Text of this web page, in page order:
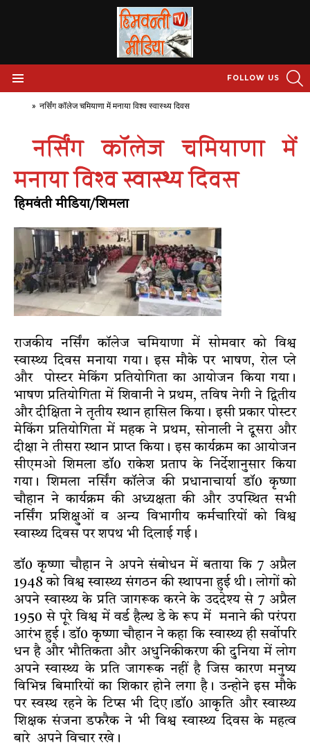
FOLLOW US
» नर्सिंग कॉलेज चमियाणा में मनाया विश्व स्वास्थ्य दिवस
नर्सिंग कॉलेज चमियाणा में
मनाया विश्व स्वास्थ्य दिवस
हिमवंती मीडिया/शिमला
राजकीय नर्सिंग कॉलेज चमियाणा में सोमवार को विश्व
स्वास्थ्य दिवस मनाया गया। इस मौके पर भाषण, रोल प्ले
और पोस्टर मेकिंग प्रतियोगिता का आयोजन किया गया।
भाषण प्रतियोगिता में शिवानी ने प्रथम, तविष नेगी ने द्वितीय
और दीक्षिता ने तृतीय स्थान हासिल किया। इसी प्रकार पोस्टर
मेकिंग प्रतियोगिता में महक ने प्रथम, सोनाली ने दूसरा और
दीक्षा ने तीसरा स्थान प्राप्त किया। इस कार्यक्रम का आयोजन
सीएमओ शिमला डॉ0 राकेश प्रताप के निर्देशानुसार किया
गया। शिमला नर्सिंग कॉलेज की प्रधानाचार्या डॉ0 कृष्णा
चौहान ने कार्यक्रम की अध्यक्षता की और उपस्थित सभी
नर्सिंग प्रशिक्षुओं व अन्य विभागीय कर्मचारियों को विश्व
स्वास्थ्य दिवस पर शपथ भी दिलाई गई।
डॉ0 कृष्णा चौहान ने अपने संबोधन में बताया कि 7 अप्रैल
1948 को विश्व स्वास्थ्य संगठन की स्थापना हुई थी। लोगों को
अपने स्वास्थ्य के प्रति जागरूक करने के उददेश्य से 7 अप्रैल
1950 से पूरे विश्व में वर्ड हैल्थ डे के रूप में मनाने की परंपरा
आरंभ हुई। डॉ0 कृष्णा चौहान ने कहा कि स्वास्थ्य ही सर्वोपरि
धन है और भौतिकता और अधुनिकीकरण की दुनिया में लोग
अपने स्वास्थ्य के प्रति जागरूक नहीं है जिस कारण मनुष्य
विभिन्न बिमारियों का शिकार होने लगा है। उन्होने इस मौके
पर स्वस्थ रहने के टिप्स भी दिए।डॉ0 आकृति और स्वास्थ्य
शिक्षक संजना डफरैक ने भी विश्व स्वास्थ्य दिवस के महत्व
बारे अपने विचार रखे।